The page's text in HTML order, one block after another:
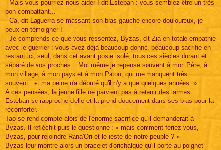
- Mais vous pourriez nous aider ! dit Esteban : vous semblez être un très
bon combattant...
- Ca, dit Laguerra se massant son bras gauche encore douloureux, je
peux en témoigner !
- Je comprends ce que vous ressentez, Byzas, dit Zia en totale empathie
avec le guerrier : vous avez déjà beaucoup donné, beaucoup sacrifié en
restant ici, seul, dans cet avant poste isolé, tous ces siècles durant et
séparé de vos proches... Moi même je repense souvent à mon Père, à
mon village, à mon pays et à mon Patou, qui me manquent très
souvent...et ma peine n'a débuté qu'il n'y a que quelques années. »
A ces pensées, la jeune fille ne parvient pas à retenir des larmes.
Esteban se rapproche d'elle et la prend doucement dans ses bras pour la
réconforter.
Tao se rend compte alors de l'énorme sacrifice qu'il demanderait à
Byzas. Il réfléchit puis le questionne : « mais comment feriez-vous,
Byzas, pour rejoindre Rana'Ori et le reste de notre peuple ? »
Byzas leur montre alors un bracelet d'orichalque qu'il porte au poignet